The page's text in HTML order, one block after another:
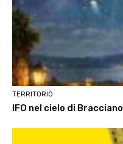
TERRITORIO
IFO nel cielo di Bracciano